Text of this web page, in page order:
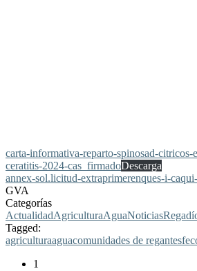
carta-informativa-reparto-spinosad-citricos-
ceratitis-2024-cas_firmadoDescarga
annex-sol.licitud-extraprimerenques-i-
GVA
Categorías
ActualidadAgriculturaAguaNoticias
Tagged:
agriculturaaguacomunidades de regantes
1